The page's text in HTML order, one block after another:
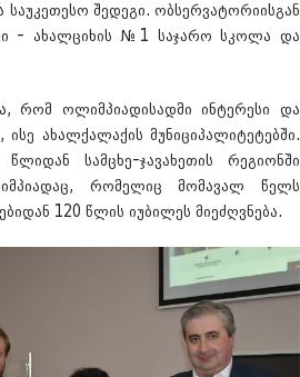
შედეგი. ობსერვატორიისგან
- ახალციხის №1 საჯარო სკოლა და
რომ ოლიმპიადისადმი ინტერესი და
ახალქალაქის მუნიციპალიტეტებში.
სამცხე-ჯავახეთის რეგიონში
რომელიც მომავალ წელს
120 წლის იუბილეს მიეძღვნება.